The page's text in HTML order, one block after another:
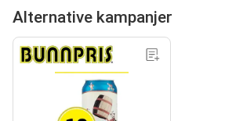
Alternative kampanjer